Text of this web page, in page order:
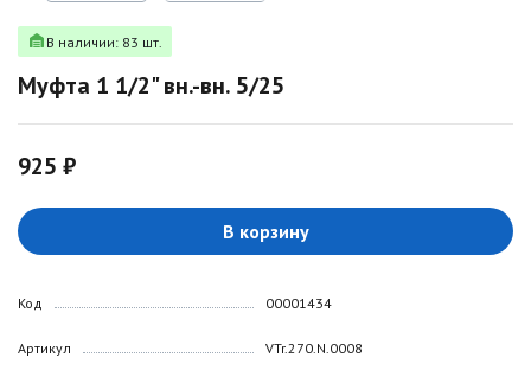
В наличии: 83 шт.
Муфта 1 1/2" вн.-вн. 5/25
925 ₽
В корзину
Код
Артикул
00001434
VTr.270.N.0008